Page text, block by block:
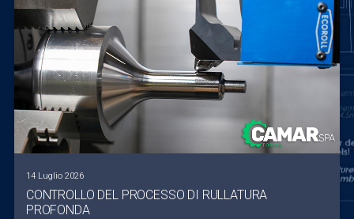
14 Luglio 2026
CONTROLLO DEL PROCESSO DI RULLATURA
PROFONDA